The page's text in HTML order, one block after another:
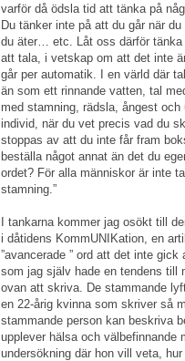
varför då ödsla tid att tänka på
Du tänker inte på att du går när
du äter… etc. Låt oss därför
att tala, i vetskap om att det inte
går per automatik. I en värld där
än som ett rinnande vatten, tal
med stamning, rädsla, ångest
individ, när du vet precis vad du
stoppas av att du inte får fram
beställa något annat än det du
ordet? För alla människor är inte
stamning.”
I tankarna kommer jag osökt till
i dåtidens KommUNIKation, en
”avancerade ” ord att det inte
som jag själv hade en tendens till
ovan att skriva. De stammande
en 22-årig kvinna som skriver så
stammande person kan beskriva
upplever hälsa och välbefinnande
undersökning där hon vill veta,